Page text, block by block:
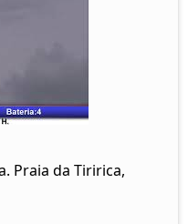
Praia da Tiririca,